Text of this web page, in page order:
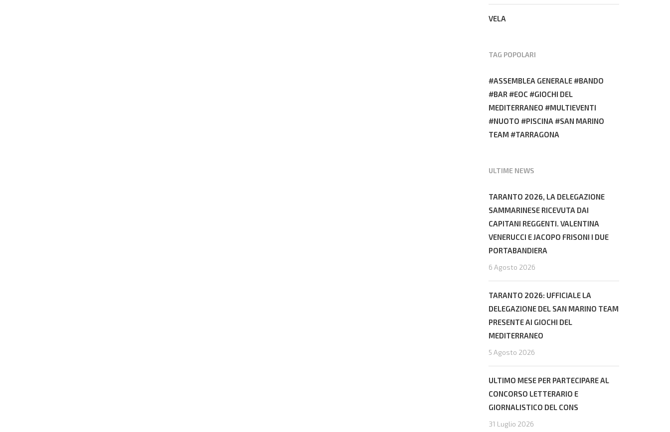
VELA
TAG POPOLARI
ASSEMBLEA GENERALE
BANDO
BAR
EOC
GIOCHI DEL
MEDITERRANEO
MULTIEVENTI
NUOTO
PISCINA
SAN MARINO
TEAM
TARRAGONA
ULTIME NEWS
TARANTO 2026, LA DELEGAZIONE
SAMMARINESE RICEVUTA DAI
CAPITANI REGGENTI. VALENTINA
VENERUCCI E JACOPO FRISONI I DUE
PORTABANDIERA
6 Agosto 2026
TARANTO 2026: UFFICIALE LA
DELEGAZIONE DEL SAN MARINO TEAM
PRESENTE AI GIOCHI DEL
MEDITERRANEO
5 Agosto 2026
ULTIMO MESE PER PARTECIPARE AL
CONCORSO LETTERARIO E
GIORNALISTICO DEL CONS
31 Luglio 2026